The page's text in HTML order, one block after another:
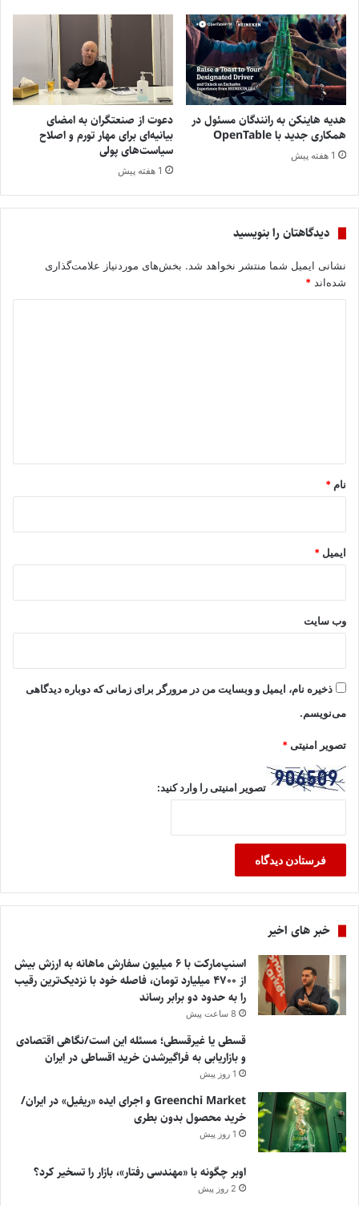
هدیه هاینکن به رانندگان مسئول در
همکاری جدید با OpenTable
1 هفته پیش
دعوت از صنعتگران به امضای
بیانیه‌ای برای مهار تورم و اصلاح
سیاست‌های پولی
1 هفته پیش
دیدگاهتان را بنویسید
نشانی ایمیل شما منتشر نخواهد شد. بخش‌های موردنیاز علامت‌گذاری
شده‌اند *
نام *
ایمیل *
وب‌ سایت
ذخیره نام، ایمیل و وبسایت من در مرورگر برای زمانی که دوباره دیدگاهی
می‌نویسم.
تصویر امنیتی*
تصویر امنیتی را وارد کنید:
خبر های اخیر
اسنپ‌مارکت با ۶ میلیون سفارش ماهانه به ارزش بیش
از ۴۷۰۰ میلیارد تومان، فاصله خود با نزدیک‌ترین رقیب
را به حدود دو برابر رساند
8 ساعت پیش
قسطی یا غیرقسطی؛ مسئله این است/نگاهی اقتصادی
و بازاریابی به فراگیرشدن خرید اقساطی در ایران
1 روز پیش
Greenchi Market و اجرای ایده «ریفیل» در ایران/
خرید محصول بدون بطری
1 روز پیش
اوبر چگونه با «مهندسی رفتار»، بازار را تسخیر کرد؟
2 روز پیش